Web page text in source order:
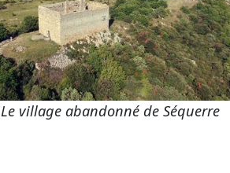
Le village abandonné de Séquerre